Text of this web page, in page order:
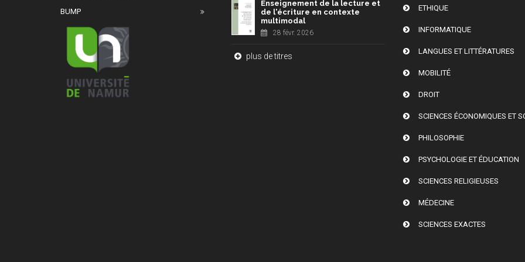
BUMP
Enseignement de la lecture et
de l'écriture en contexte
multimodal
28 févr. 2026
plus de titres
ETHIQUE
INFORMATIQUE
LANGUES ET LITTÉRATURES
MOBILITÉ
DROIT
SCIENCES ÉCONOMIQUES ET
PHILOSOPHIE
PSYCHOLOGIE ET ÉDUCATION
SCIENCES RELIGIEUSES
MÉDECINE
SCIENCES EXACTES